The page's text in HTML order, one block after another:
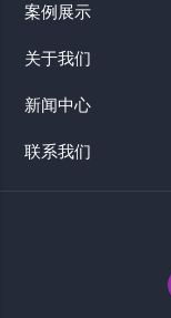
案例展示
关于我们
新闻中心
联系我们